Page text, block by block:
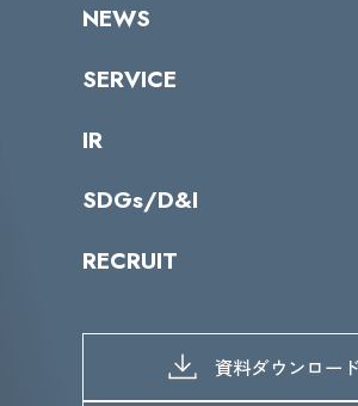
トップメッセージ
ミッション／ビジョン
パートナー企業一覧
NEWS
サイバーニュース
SERVICE
カテゴリー別サービス一覧
IR
IRカレンダー
IRライブラリー
よくあるご質問
SDGs/D&I
当グループのマテリアリティ
SDGs推進体制
D&Iの取り組み
RECRUIT
募集職種一覧
メッセージ
メンバーインタビュー
資料ダウンロード